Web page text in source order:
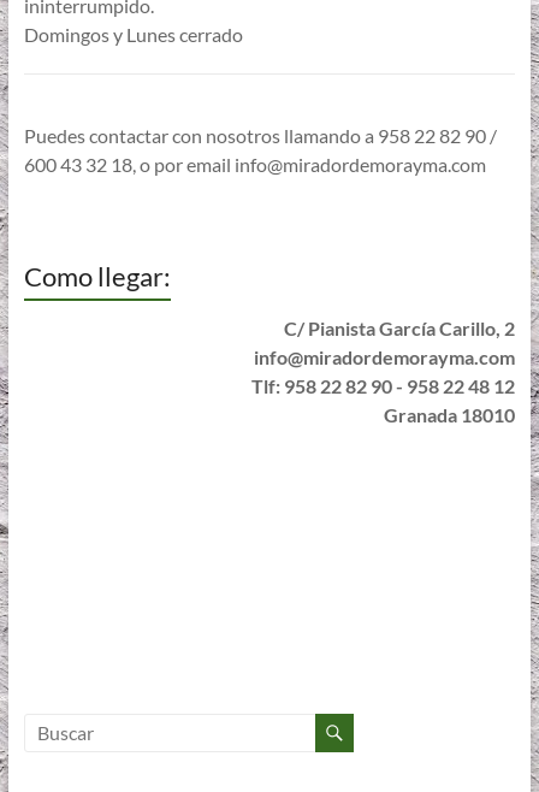
ininterrumpido.
Domingos y Lunes cerrado
Puedes contactar con nosotros llamando a 958 22 82 90 /
600 43 32 18, o por email info@miradordemorayma.com
Como llegar:
C/ Pianista García Carillo, 2
info@miradordemorayma.com
Tlf: 958 22 82 90 - 958 22 48 12
Granada 18010